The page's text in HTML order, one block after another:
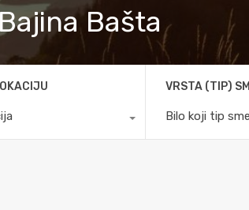
Bašta
VRSTA (TIP)
Bilo koji tip